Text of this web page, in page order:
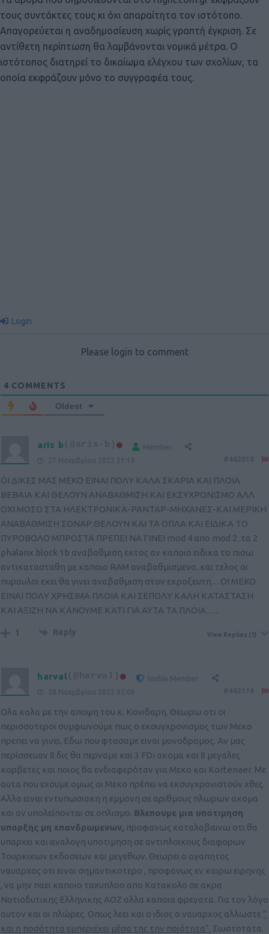
τους συντάκτες τους κι όχι απαραίτητα τον ιστότοπο.
Απαγορεύεται η αναδημοσίευση χωρίς γραπτή έγκριση. Σε
αντίθετη περίπτωση θα λαμβάνονται νομικά μέτρα. Ο
ιστότοπος διατηρεί το δικαίωμα ελέγχου των σχολίων, τα
οποία εκφράζουν μόνο το συγγραφέα τους.
Login
Please login to comment
4 COMMENTS
Oldest
aris b
Member
27 Νοεμβρίου 2022 21:10
ÒI ΔΙΚΕΣ ΜΑΣ ΜΕΚΟ ΕΙΝΑΙ ΠΟΛΥ ΚΑΛΑ ΣΚΑΡΙΑ ΚΑΙ ΠΛΟΙΑ
ΒΕΒΑΙΑ ΚΑΙ ΘΕΛΟΥΝ ΑΝΑΒΑΘΜΙΣΗ ΚΑΙ ΕΚΣΥΧΡΟΝΙΣΜΟ ΑΛΛ
ΟΧΙ ΜΟΣΟ ΣΤΑ ΗΛΕΚΤΡΟΝΙΚΑ-ΡΑΝΤΑΡ-ΜΗΧΑΝΕΣ-ΚΑΙ ΜΕΡΙΚΗ
ΑΝΑΒΑΘΜΙΣΗ ΣΟΝΑΡ.ΘΕΛΟΥΝ ΚΑΙ ΤΑ ΟΠΛΑ ΚΑΙ ΕΙΔΙΚΑ ΤΟ
ΠΥΡΟΒΟΛΟ ΜΠΡΟΣΤΑ ΠΡΕΠΕΙ ΝΑ ΓΙΝΕΙ mod 4 απο mod 2 .τα 2
phalanx block 1b αναβαθμιση εκτος αν καποιο ειδικα το πισω
αντικατασταθη με καποιο RAM αναβαθμισμενο..και τελος οι
πυραυλοι εκει θα γινει αναβαθμιση στον εκροξευτη…ΟΙ ΜΕΚΟ
ΕΙΝΑΙ ΠΟΛΥ ΧΡΗΣΙΜΑ ΠΛΟΙΑ ΚΑΙ ΣΕΠΟΛΥ ΚΑΛΗ ΚΑΤΑΣΤΑΣΗ
ΚΑΙ ΑΞΙΖΗ ΝΑ ΚΑΝΟΥΜΕ ΚΑΤΙ ΓΙΑ ΑΥΤΑ ΤΑ ΠΛΟΙΑ…..
1 Reply View Replies (1)
harval
Noble Member
28 Νοεμβρίου 2022 02:06
Ολα καλα με την αποψη του κ. Κονιδαρη. Θεωρω οτι οι
περισσοτεροι συμφωνούμε πως ο εκσυγχρονισμος των Μεκο
πρεπει να γινει. Εδω που φτασαμε ειναι μονοδρομος. Αν μας
περίσσευαν 8 δις θα περναμε και 3 FDi ακομα και 8 μεγαλες
κορβετες και ποιος θα ενδιαφερόταν για Μεκο και Kortenaer. Με
αυτα που εχουμε ομως οι Μεκο πρέπει να εκσυγχρονιστούν χθες.
Αλλα ειναι εντυπωσιακη η εμμονη σε αριθμους πλωρων ακομα
και αν υπολείπονται σε οπλισμο. Βλεπουμε μια υποτιμηση
υπαρξης μη επανδρωμενων, προφανως καταλαβαινω οτι θα
υπαρχει και αναλογη υποτιμηση σε αντιπλοικους διαφορων
Τουρκικων εκδοσεων και μεγεθων. Θεωρει ο αγαπητος
ναυαρχος οτι ειναι σημαντικοτερο , προφανως εν καιρω ειρηνης
, να μην παει καποιο ταχυπλοο απο Κατακολο σε ακρα
Νοτιοδυτικης Ελληνικης ΑΟΖ αλλα καποια φρεγατα. Για τον λόγο
αυτον και οι πλώρες. Οπως λεει και ο ιδιος ο ναυαρχος αλλωστε ”
και η ποσότητα εμπεριέχει μέσα της την ποιότητα”. Σωστοτατα.